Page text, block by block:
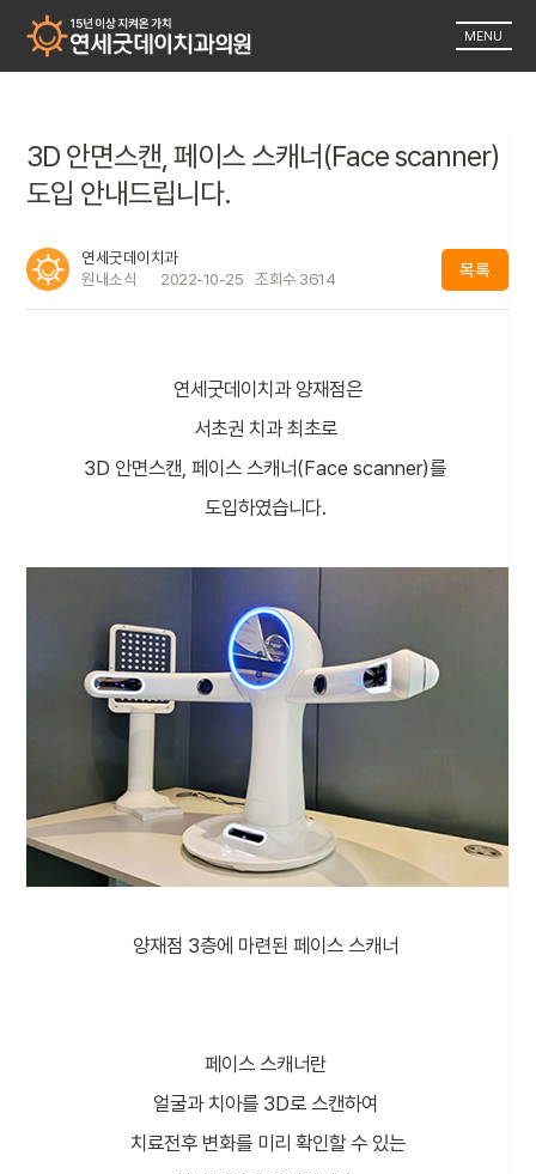
MENU
3D 안면스캔, 페이스 스캐너(Face scanner)
도입 안내드립니다.
연세굿데이치과
원내소식
2022-10-25 조회수 3614 목록
연세굿데이치과 양재점은
서초권 치과 최초로
3D 안면스캔, 페이스 스캐너(Face scanner)를
도입하였습니다.
양재점 3층에 마련된 페이스 스캐너
페이스 스캐너란
얼굴과 치아를 3D로 스캔하여
치료전후 변화를 미리 확인할 수 있는